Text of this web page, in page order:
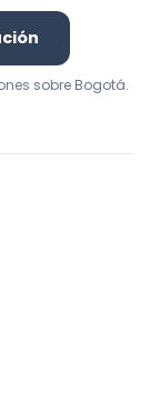
sobre Bogotá.